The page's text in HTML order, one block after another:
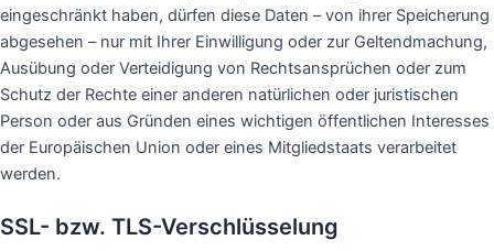
eingeschränkt haben, dürfen diese Daten – von ihrer Speicherung
abgesehen – nur mit Ihrer Einwilligung oder zur Geltendmachung,
Ausübung oder Verteidigung von Rechtsansprüchen oder zum
Schutz der Rechte einer anderen natürlichen oder juristischen
Person oder aus Gründen eines wichtigen öffentlichen Interesses
der Europäischen Union oder eines Mitgliedstaats verarbeitet
werden.
SSL- bzw. TLS-Verschlüsselung